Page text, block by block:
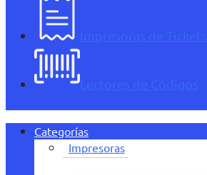
Impresoras de Tickets
Lectores de Códigos
Categorías
Impresoras